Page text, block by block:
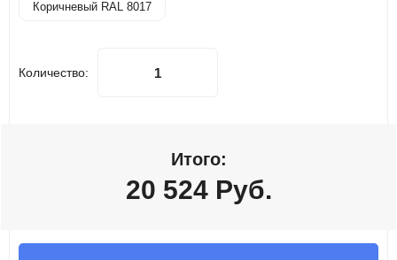
Коричневый RAL 8017
Количество:
Итого:
20 524 Руб.